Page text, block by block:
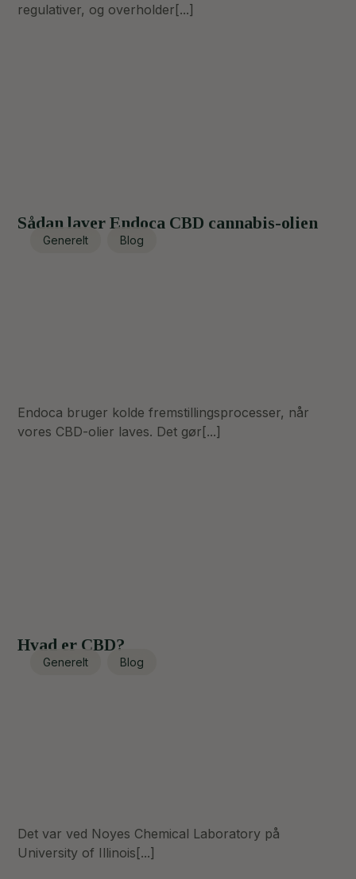
regulativer, og overholder[...]
Generelt Blog
Sådan laver Endoca CBD cannabis-olien
Endoca bruger kolde fremstillingsprocesser, når
vores CBD-olier laves. Det gør[...]
Generelt Blog
Hvad er CBD?
Det var ved Noyes Chemical Laboratory på
University of Illinois[...]